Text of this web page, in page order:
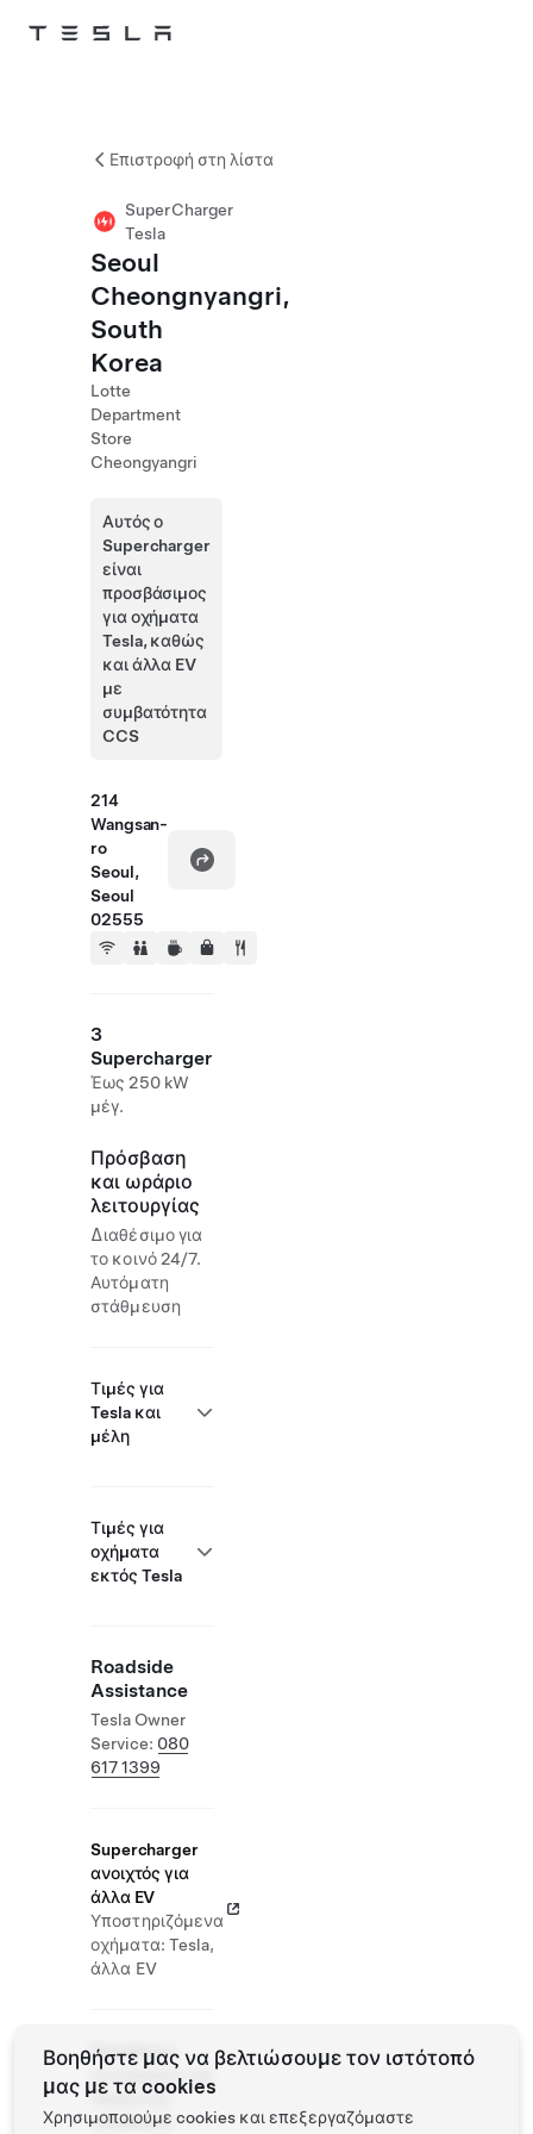
Επιστροφή στη λίστα
SuperCharger
Tesla
Seoul
Cheongnyangri,
South
Korea
Lotte
Department
Store
Cheongyangri
Αυτός ο
Supercharger
είναι
προσβάσιμος
για οχήματα
Tesla, καθώς
και άλλα EV
με
συμβατότητα
CCS
214
Wangsan-
ro
Seoul,
Seoul
02555
3
Supercharger
Έως 250 kW
μέγ.
Πρόσβαση
και ωράριο
λειτουργίας
Διαθέσιμο για
το κοινό 24/7.
Αυτόματη
στάθμευση
Τιμές για
Tesla και
μέλη
Τιμές για
οχήματα
εκτός Tesla
Roadside
Assistance
Tesla Owner
Service: 080
617 1399
Supercharger
ανοιχτός για
άλλα EV
Υποστηριζόμενα
οχήματα: Tesla,
άλλα EV
Πρόσθετες
λειτουργίες της
Tesla στην
τοποθεσία
Βοηθήστε μας να βελτιώσουμε τον ιστότοπό
μας με τα cookies
Χρησιμοποιούμε cookies και επεξεργαζόμαστε